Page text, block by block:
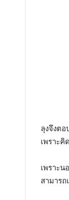
ลุงจึงตอ
เพราะ
เพราะน
สามารถ